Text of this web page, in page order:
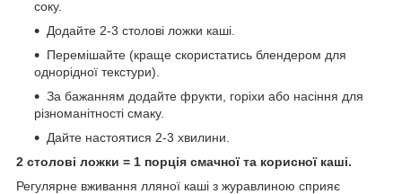
соку.
Додайте 2-3 столові ложки каші.
Перемішайте (краще скористатись блендером для
однорідної текстури).
За бажанням додайте фрукти, горіхи або насіння для
різноманітності смаку.
Дайте настоятися 2-3 хвилини.
2 столові ложки = 1 порція смачної та корисної каші.
Регулярне вживання лляної каші з журавлиною сприяє